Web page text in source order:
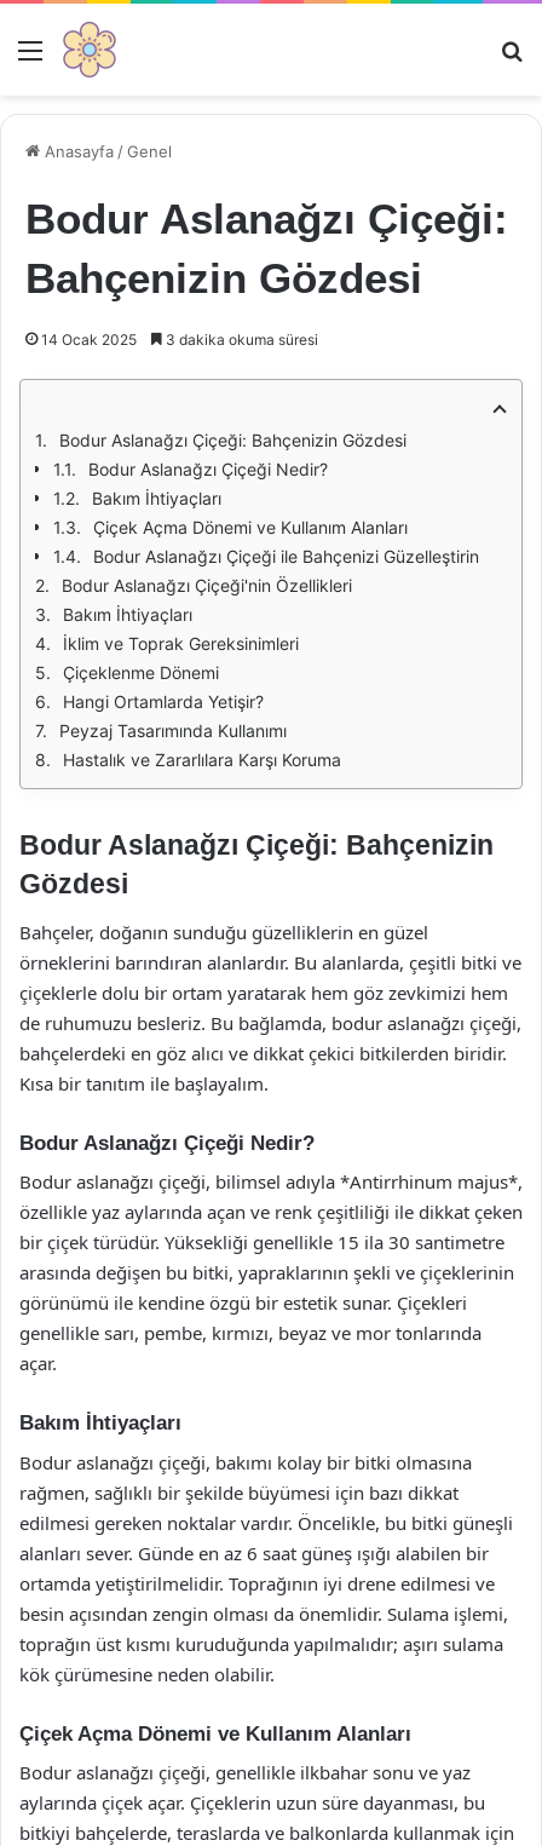
Menü
Anasayfa /Genel
Bodur Aslanağzı Çiçeği:
Bahçenizin Gözdesi
14 Ocak 2025 3 dakika okuma süresi
Bodur Aslanağzı Çiçeği: Bahçenizin Gözdesi
Bodur Aslanağzı Çiçeği Nedir?
Bakım İhtiyaçları
Çiçek Açma Dönemi ve Kullanım Alanları
Bodur Aslanağzı Çiçeği ile Bahçenizi Güzelleştirin
Bodur Aslanağzı Çiçeği'nin Özellikleri
Bakım İhtiyaçları
İklim ve Toprak Gereksinimleri
Çiçeklenme Dönemi
Hangi Ortamlarda Yetişir?
Peyzaj Tasarımında Kullanımı
Hastalık ve Zararlılara Karşı Koruma
Bodur Aslanağzı Çiçeği: Bahçenizin
Gözdesi
Bahçeler, doğanın sunduğu güzelliklerin en güzel
örneklerini barındıran alanlardır. Bu alanlarda, çeşitli bitki ve
çiçeklerle dolu bir ortam yaratarak hem göz zevkimizi hem
de ruhumuzu besleriz. Bu bağlamda, bodur aslanağzı çiçeği,
bahçelerdeki en göz alıcı ve dikkat çekici bitkilerden biridir.
Kısa bir tanıtım ile başlayalım.
Bodur Aslanağzı Çiçeği Nedir?
Bodur aslanağzı çiçeği, bilimsel adıyla *Antirrhinum majus*,
özellikle yaz aylarında açan ve renk çeşitliliği ile dikkat çeken
bir çiçek türüdür. Yüksekliği genellikle 15 ila 30 santimetre
arasında değişen bu bitki, yapraklarının şekli ve çiçeklerinin
görünümü ile kendine özgü bir estetik sunar. Çiçekleri
genellikle sarı, pembe, kırmızı, beyaz ve mor tonlarında
açar.
Bakım İhtiyaçları
Bodur aslanağzı çiçeği, bakımı kolay bir bitki olmasına
rağmen, sağlıklı bir şekilde büyümesi için bazı dikkat
edilmesi gereken noktalar vardır. Öncelikle, bu bitki güneşli
alanları sever. Günde en az 6 saat güneş ışığı alabilen bir
ortamda yetiştirilmelidir. Toprağının iyi drene edilmesi ve
besin açısından zengin olması da önemlidir. Sulama işlemi,
toprağın üst kısmı kuruduğunda yapılmalıdır; aşırı sulama
kök çürümesine neden olabilir.
Çiçek Açma Dönemi ve Kullanım Alanları
Bodur aslanağzı çiçeği, genellikle ilkbahar sonu ve yaz
aylarında çiçek açar. Çiçeklerin uzun süre dayanması, bu
bitkiyi bahçelerde, teraslarda ve balkonlarda kullanmak için